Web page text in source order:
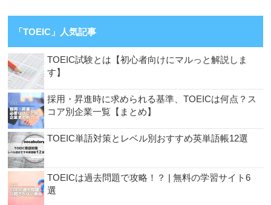
「TOEIC」人気記事
TOEIC試験とは【初心者向けにマルっと解説しま
す】
採用・昇進時に求められる基準、TOEICは何点？ス
コア別企業一覧【まとめ】
TOEIC単語対策とレベル別おすすめ英単語帳12選
TOEICは過去問題で攻略！？ | 無料の学習サイト6
選